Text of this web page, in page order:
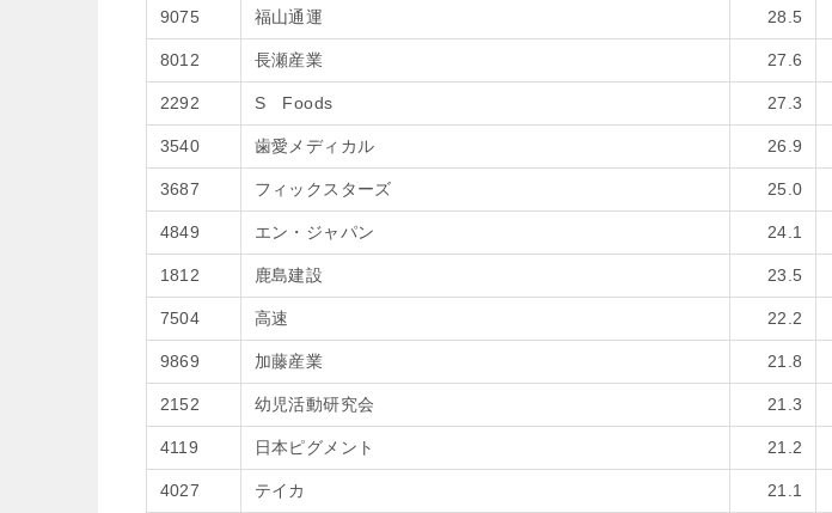
9075 福山通運 28.5
8012 長瀬産業 27.6
2292 S Foods 27.3
3540 歯愛メディカル 26.9
3687 フィックスターズ 25.0
4849 エン・ジャパン 24.1
1812 鹿島建設 23.5
7504 高速 22.2
9869 加藤産業 21.8
2152 幼児活動研究会 21.3
4119 日本ピグメント 21.2
4027 テイカ 21.1